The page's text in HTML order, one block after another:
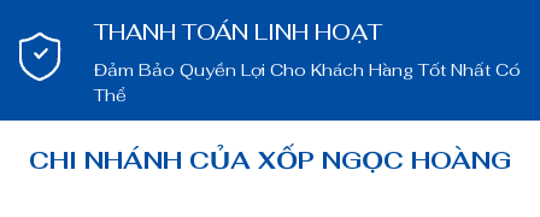
THANH TOÁN LINH HOẠT
Đảm Bảo Quyền Lợi Cho Khách Hàng Tốt Nhất Có
Thể
CHI NHÁNH CỦA XỐP NGỌC HOÀNG